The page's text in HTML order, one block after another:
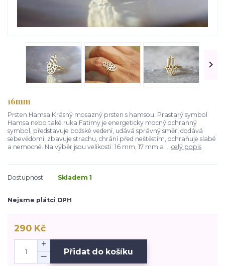
16mm
Prsten Hamsa Krásný mosazný prsten s hamsou. Prastarý symbol
Hamsa nebo také ruka Fatimy je energeticky mocný ochranný
symbol, představuje božské vedení, udává správný směr, dodává
sebevědomí, zbavuje strachu, chrání před neštěstím, ochraňuje slabé
a nemocné. Na výběr jsou velikosti: 16 mm, 17 mm a ... celý popis
Dostupnost Skladem 1
Nejsme plátci DPH
290 Kč
Přidat do košíku